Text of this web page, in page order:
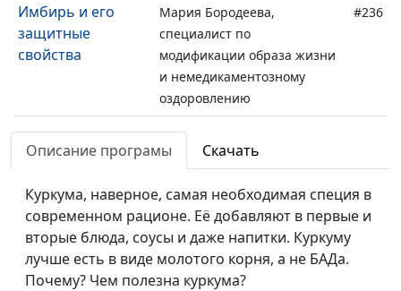
Имбирь и его
защитные
свойства
Мария Бородеева,
специалист по
модификации образа жизни
и немедикаментозному
оздоровлению
#236
Цвет продуктов и
здоровье
Мария Бородеева,
специалист по
и немедикаментозному
оздоровлению
Как готовить
каши правильно
Мария Бородеева,
специалист по
Описание програмы Скачать
Куркума, наверное, самая необходимая специя в
современном рационе. Её добавляют в первые и
вторые блюда, соусы и даже напитки. Куркуму
лучше есть в виде молотого корня, а не БАДа.
Почему? Чем полезна куркума?